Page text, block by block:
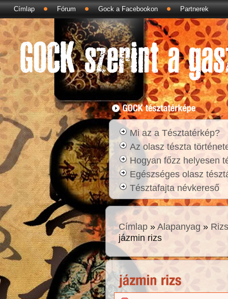
Címlap Fórum Gock a Facebookon Partnerek
Mi az a Tésztatérkép?
Az olasz tészta
Hogyan főzz helyesen
Egészséges olasz
Tésztafajta névkereső
Címlap »Alapanyag »
jázmin rizs